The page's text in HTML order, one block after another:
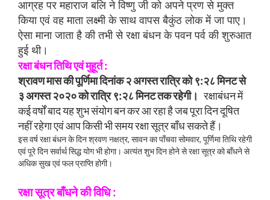
आग्रह पर महाराज बलि ने विष्णु जी को अपने प्रण से मुक्त
किया एवं वह माता लक्ष्मी के साथ वापस बैकुंठ लोक में जा पाए।
ऐसा माना जाता है की तभी से रक्षा बंधन के पवन पर्व की शुरुआत
हुई थी।
रक्षा बंधन तिथि एवं मुहूर्त :
श्रावण मास की पूर्णिमा दिनांक २ अगस्त रात्रि को ९:२८ मिनट से
३ अगस्त २०२० को रात्रि ९:२८ मिनट तक रहेगी। रक्षाबंधन में
कई वर्षों बाद यह शुभ संयोग बन कर आ रहा है जब पूरा दिन दूषित
नहीं रहेगा एवं आप किसी भी समय रक्षा सूत्र बाँध सकते हैं।
इस वर्ष रक्षा बंधन के दिन श्रवण नक्षत्र, सावन का पाँचवा सोमवार, पूर्णिमा तिथि रहेगी
एवं पूरे दिन सर्वार्थ सिद्ध योग भी होगा। अत्यंत शुभ दिन होने से रक्षा सूत्र को बाँधने से
अधिक सुख एवं फल प्राप्ति होगी।
रक्षा सूत्र बाँधने की विधि :